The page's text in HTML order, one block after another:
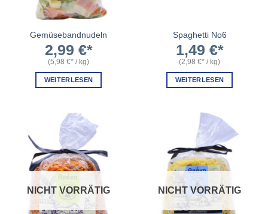
Gemüsebandnudeln
2,99 €
(5,98 € /kg)
WEITERLESEN
Spaghetti No6
1,49 €
(2,98 € /kg)
WEITERLESEN
NICHT VORRÄTIG NICHT VORRÄTIG